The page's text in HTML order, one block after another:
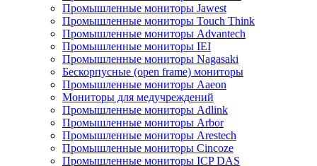
Промышленные мониторы Jawest
Промышленные мониторы Touch Think
Промышленные мониторы Advantech
Промышленные мониторы IEI
Промышленные мониторы Nagasaki
Бескорпусные (open frame) мониторы
Промышленные мониторы Aaeon
Мониторы для медучреждений
Промышленные мониторы Adlink
Промышленные мониторы Arbor
Промышленные мониторы Arestech
Промышленные мониторы Cincoze
Промышленные мониторы ICP DAS